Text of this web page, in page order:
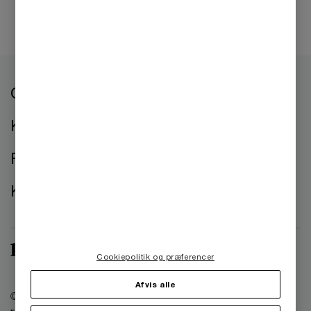
Om os
Kontorer
Presse
Kontakt os
© 2021 - 2026 PwC. Alle rettigheder forbeholdes. PwC
Afvis alle
Cookiepolitik og præferencer